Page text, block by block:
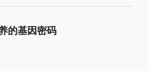
的基因密码